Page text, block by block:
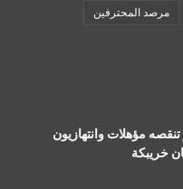
مرصد المحترفين
مؤهلات وانتهازيون
خريبكة